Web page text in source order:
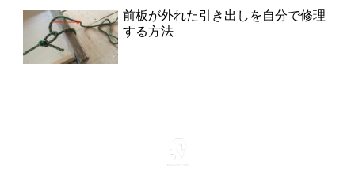
前板が外れた引き出しを自分で修理
する方法